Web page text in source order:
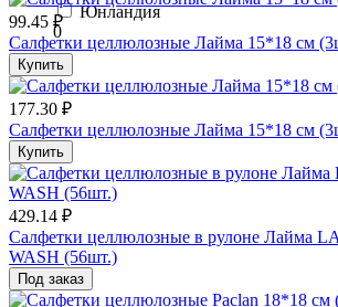
Юнландия
0
99.45 ₽
Салфетки целлюлозные Лайма 15*18 см
Купить
177.30 ₽
Салфетки целлюлозные Лайма 15*18 см
Купить
429.14 ₽
Салфетки целлюлозные в рулоне Лайма
WASH (56шт.)
Под заказ